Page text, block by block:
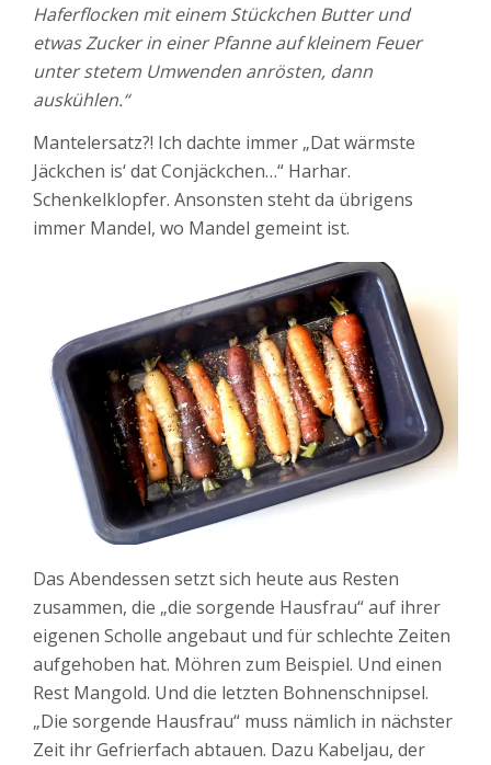
Haferflocken mit einem Stückchen Butter und
etwas Zucker in einer Pfanne auf kleinem Feuer
unter stetem Umwenden anrösten, dann
auskühlen.“
Mantelersatz?! Ich dachte immer „Dat wärmste
Jäckchen is‘ dat Conjäckchen…“ Harhar.
Schenkelklopfer. Ansonsten steht da übrigens
immer Mandel, wo Mandel gemeint ist.
Das Abendessen setzt sich heute aus Resten
zusammen, die „die sorgende Hausfrau“ auf ihrer
eigenen Scholle angebaut und für schlechte Zeiten
aufgehoben hat. Möhren zum Beispiel. Und einen
Rest Mangold. Und die letzten Bohnenschnipsel.
„Die sorgende Hausfrau“ muss nämlich in nächster
Zeit ihr Gefrierfach abtauen. Dazu Kabeljau, der